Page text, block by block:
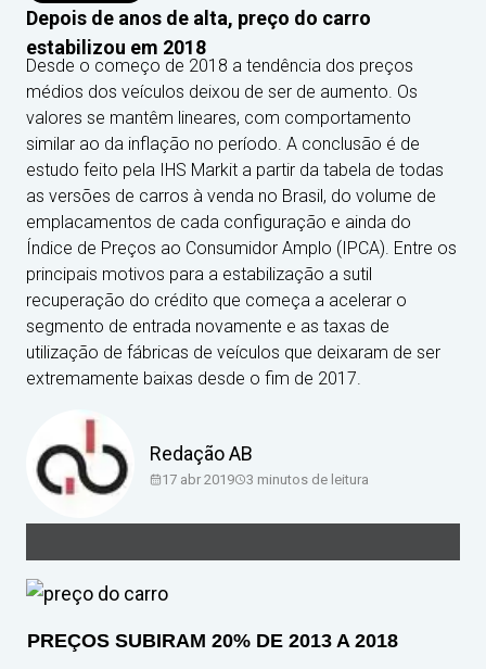
Depois de anos de alta, preço do carro
estabilizou em 2018
Desde o começo de 2018 a tendência dos preços
médios dos veículos deixou de ser de aumento. Os
valores se mantêm lineares, com comportamento
similar ao da inflação no período. A conclusão é de
estudo feito pela IHS Markit a partir da tabela de todas
as versões de carros à venda no Brasil, do volume de
emplacamentos de cada configuração e ainda do
Índice de Preços ao Consumidor Amplo (IPCA). Entre os
principais motivos para a estabilização a sutil
recuperação do crédito que começa a acelerar o
segmento de entrada novamente e as taxas de
utilização de fábricas de veículos que deixaram de ser
extremamente baixas desde o fim de 2017.
Redação AB
17 abr 2019 3 minutos de leitura
PREÇOS SUBIRAM 20% DE 2013 A 2018